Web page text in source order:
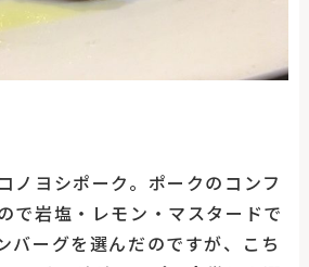
ノヨシポーク。ポークのコンフ
で岩塩・レモン・マスタードで
バーグを選んだのですが、こち